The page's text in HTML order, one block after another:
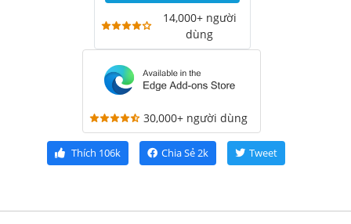
14,000+ người
dùng
30,000+ người dùng
Thích 106k Chia Sẻ2k Tweet